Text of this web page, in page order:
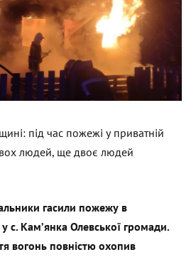
під час пожежі у приватній
людей, ще двоє людей
гасили пожежу в
с. Кам’янка Олевської громади.
вогонь повністю охопив